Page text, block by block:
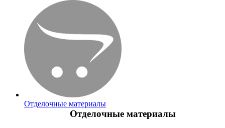
Отделочные материалы
Отделочные материалы